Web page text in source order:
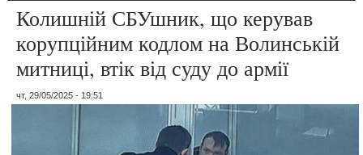
Колишній СБУшник, що керував
корупційним кодлом на Волинській
митниці, втік від суду до армії
чт, 29/05/2025 - 19:51